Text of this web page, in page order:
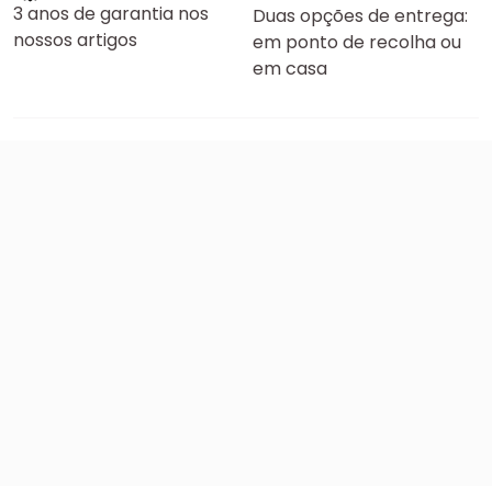
3 anos de garantia nos
nossos artigos
Duas opções de entrega:
em ponto de recolha ou
em casa